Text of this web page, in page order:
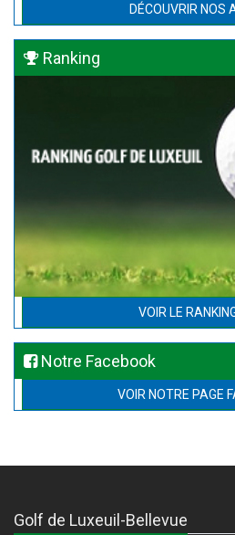
DÉCOUVRIR NOS
Ranking
VOIR LE
Notre Facebook
VOIR NOTRE PAGE
Golf de Luxeuil-Bellevue